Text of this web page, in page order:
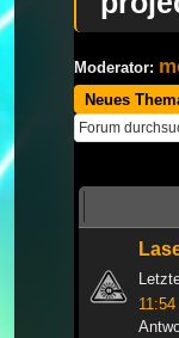
Moderator:
Neues